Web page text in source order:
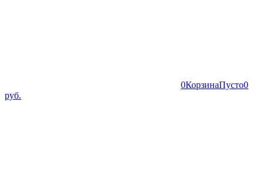
0КорзинаПусто0
руб.